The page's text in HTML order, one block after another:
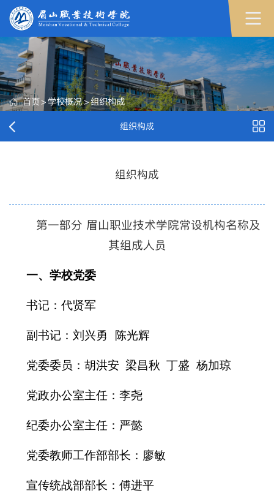
首页> 学校概况>组织构成
组织构成
组织构成
第一部分 眉山职业技术学院常设机构名称及
其组成人员
一、学校党委
书记：代贤军
副书记：刘兴勇 陈光辉
党委委员：胡洪安 梁昌秋 丁盛 杨加琼
党政办公室主任：李尧
纪委办公室主任：严懿
党委教师工作部部长：廖敏
宣传统战部部长： 傅进平